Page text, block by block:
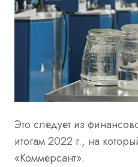
Это следует из
итогам 2022 г., на
«Коммерсант».